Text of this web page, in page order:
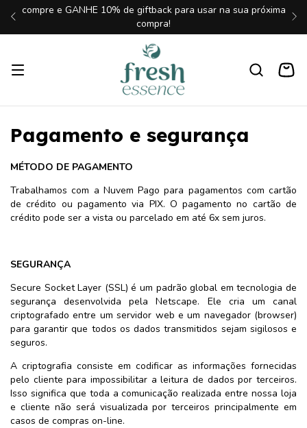
compre e GANHE 10% de giftback para usar na sua próxima
compra!
Pagamento e segurança
MÉTODO DE PAGAMENTO
Trabalhamos com a Nuvem Pago para pagamentos com cartão
de crédito ou pagamento via PIX. O pagamento no cartão de
crédito pode ser a vista ou parcelado em até 6x sem juros.
SEGURANÇA
Secure Socket Layer (SSL) é um padrão global em tecnologia de
segurança desenvolvida pela Netscape. Ele cria um canal
criptografado entre um servidor web e um navegador (browser)
para garantir que todos os dados transmitidos sejam sigilosos e
seguros.
A criptografia consiste em codificar as informações fornecidas
pelo cliente para impossibilitar a leitura de dados por terceiros.
Isso significa que toda a comunicação realizada entre nossa loja
e cliente não será visualizada por terceiros principalmente em
casos de compras on-line.